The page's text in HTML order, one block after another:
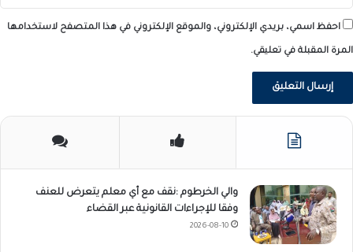
احفظ اسمي، بريدي الإلكتروني، والموقع الإلكتروني في هذا المتصفح لاستخدامها
المرة المقبلة في تعليقي.
والي الخرطوم :نقف مع أي معلم يتعرض للعنف
وفقا للإجراءات القانونية عبر القضاء
2026-08-10